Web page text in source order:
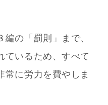
の「罰則」まで、
ているため、すべて
常に労力を費やしま